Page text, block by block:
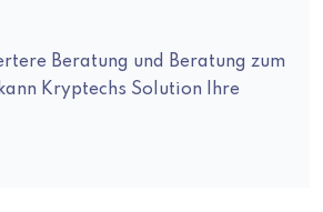
Beratung und Beratung zum
Kryptechs Solution Ihre